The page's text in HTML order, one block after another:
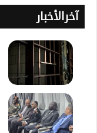
آخرالأخبار